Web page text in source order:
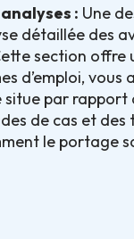
: Une
détaillée des
section offre
d’emploi,
par rapport
de cas et
le portage